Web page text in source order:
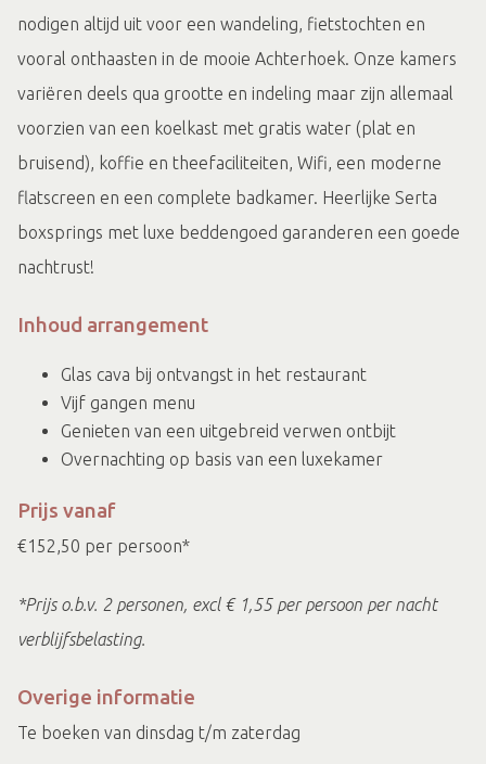
nodigen altijd uit voor een wandeling, fietstochten en
vooral onthaasten in de mooie Achterhoek. Onze kamers
variëren deels qua grootte en indeling maar zijn allemaal
voorzien van een koelkast met gratis water (plat en
bruisend), koffie en theefaciliteiten, Wifi, een moderne
flatscreen en een complete badkamer. Heerlijke Serta
boxsprings met luxe beddengoed garanderen een goede
nachtrust!
Inhoud arrangement
Glas cava bij ontvangst in het restaurant
Vijf gangen menu
Genieten van een uitgebreid verwen ontbijt
Overnachting op basis van een luxekamer
Prijs vanaf
€152,50 per persoon*
*Prijs o.b.v. 2 personen, excl € 1,55 per persoon per nacht
verblijfsbelasting.
Overige informatie
Te boeken van dinsdag t/m zaterdag